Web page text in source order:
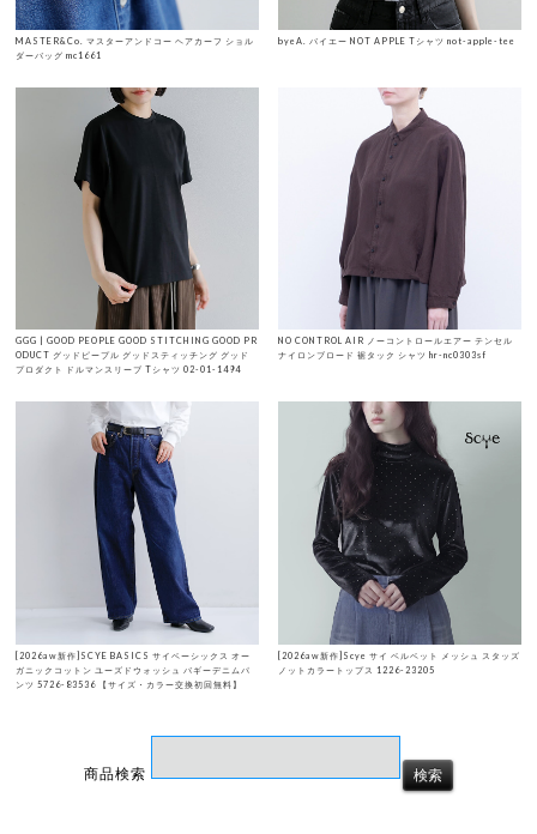
MASTER&Co. マスターアンドコー ヘアカーフ ショル
ダーバッグ mc1661
byeA. バイエー NOT APPLE Tシャツ not-apple-tee
GGG | GOOD PEOPLE GOOD STITCHING GOOD PR
ODUCT グッドピープル グッドスティッチング グッド
プロダクト ドルマンスリーブ Tシャツ 02-01-1494
NO CONTROL AIR ノーコントロールエアー テンセル
ナイロンブロード 裾タック シャツ hr-nc0303sf
[2026aw新作]SCYE BASICS サイベーシックス オー
ガニックコットン ユーズドウォッシュ バギーデニムパ
ンツ 5726-83536 【サイズ・カラー交換初回無料】
[2026aw新作]Scye サイ ベルベット メッシュ スタッズ
ノットカラートップス 1226-23205
商品検索